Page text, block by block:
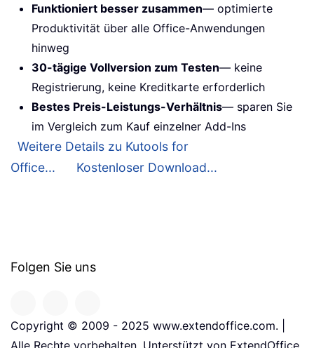
Funktioniert besser zusammen— optimierte
Produktivität über alle Office-Anwendungen
hinweg
30-tägige Vollversion zum Testen— keine
Registrierung, keine Kreditkarte erforderlich
Bestes Preis-Leistungs-Verhältnis— sparen Sie
im Vergleich zum Kauf einzelner Add-Ins
Weitere Details zu Kutools for
Office...
Kostenloser Download...
Folgen Sie uns
Copyright © 2009 - 2025 www.extendoffice.com. |
Alle Rechte vorbehalten. Unterstützt von ExtendOffice.